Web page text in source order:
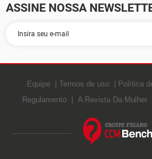
ASSINE NOSSA
Equipe Termos de uso Política
Regulamento
A Revista Da Mulher